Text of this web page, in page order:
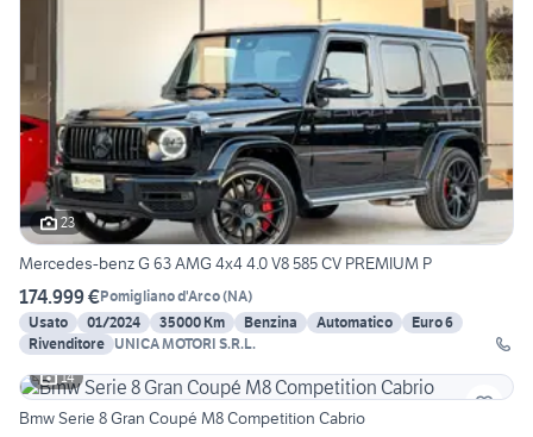
23
Mercedes-benz G 63 AMG 4x4 4.0 V8 585 CV PREMIUM P
174.999 €Pomigliano d'Arco(NA)
Usato
01/2024 35000 Km Benzina Automatico
Euro 6
Rivenditore UNICA MOTORI S.R.L.
14
Bmw Serie 8 Gran Coupé M8 Competition Cabrio